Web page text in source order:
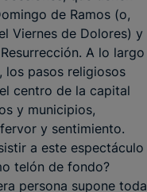
de Ramos (o,
Viernes de Dolores) y
A lo largo
los pasos religiosos
centro de la capital
y municipios,
y sentimiento.
a este espectáculo
telón de fondo?
persona supone toda